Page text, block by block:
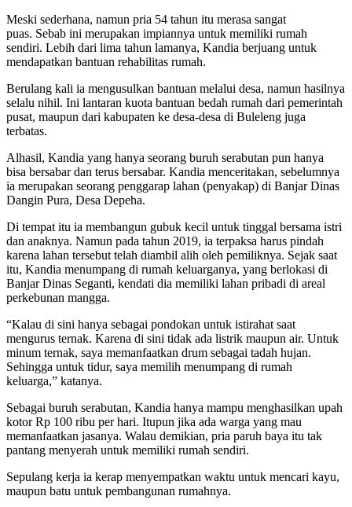
Meski sederhana, namun pria 54 tahun itu merasa sangat
puas. Sebab ini merupakan impiannya untuk memiliki rumah
sendiri. Lebih dari lima tahun lamanya, Kandia berjuang untuk
mendapatkan bantuan rehabilitas rumah.
Berulang kali ia mengusulkan bantuan melalui desa, namun hasilnya
selalu nihil. Ini lantaran kuota bantuan bedah rumah dari pemerintah
pusat, maupun dari kabupaten ke desa-desa di Buleleng juga
terbatas.
Alhasil, Kandia yang hanya seorang buruh serabutan pun hanya
bisa bersabar dan terus bersabar. Kandia menceritakan, sebelumnya
ia merupakan seorang penggarap lahan (penyakap) di Banjar Dinas
Dangin Pura, Desa Depeha.
Di tempat itu ia membangun gubuk kecil untuk tinggal bersama istri
dan anaknya. Namun pada tahun 2019, ia terpaksa harus pindah
karena lahan tersebut telah diambil alih oleh pemiliknya. Sejak saat
itu, Kandia menumpang di rumah keluarganya, yang berlokasi di
Banjar Dinas Seganti, kendati dia memiliki lahan pribadi di areal
perkebunan mangga.
“Kalau di sini hanya sebagai pondokan untuk istirahat saat
mengurus ternak. Karena di sini tidak ada listrik maupun air. Untuk
minum ternak, saya memanfaatkan drum sebagai tadah hujan.
Sehingga untuk tidur, saya memilih menumpang di rumah
keluarga,” katanya.
Sebagai buruh serabutan, Kandia hanya mampu menghasilkan upah
kotor Rp 100 ribu per hari. Itupun jika ada warga yang mau
memanfaatkan jasanya. Walau demikian, pria paruh baya itu tak
pantang menyerah untuk memiliki rumah sendiri.
Sepulang kerja ia kerap menyempatkan waktu untuk mencari kayu,
maupun batu untuk pembangunan rumahnya.